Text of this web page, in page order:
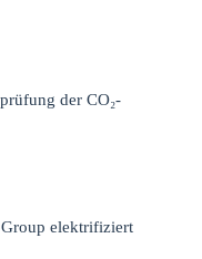
der CO₂-
elektrifiziert